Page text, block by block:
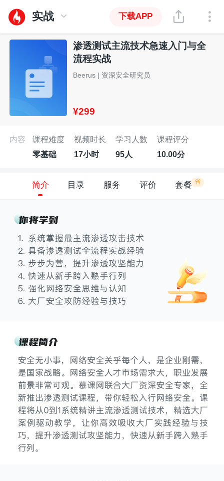
实战 下载APP
渗透测试主流技术急速入门与全
流程实战
Beerus | 资深安全研究员
¥299
内容
课程难度
零基础
视频时长
17小时
学习人数
95人
课程评分
10.00分
简介 目录 服务 评价 套餐 省